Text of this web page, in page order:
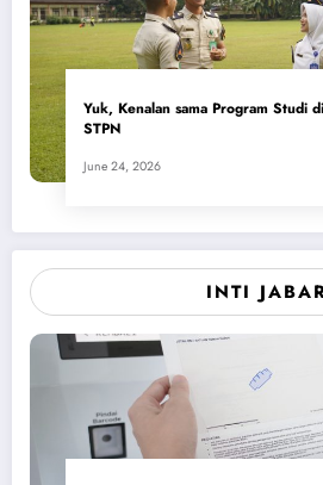
Yuk, Kenalan sama Program Studi
STPN
June 24, 2026
INTI